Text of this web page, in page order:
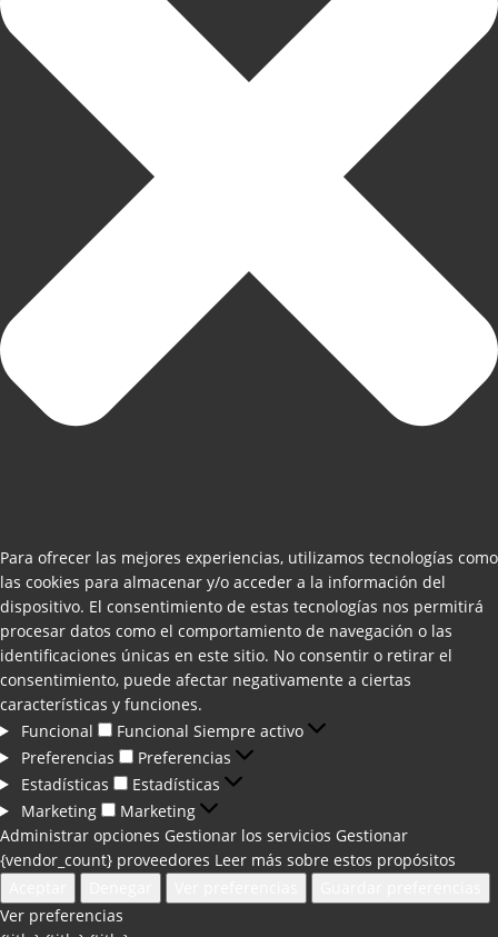
Para ofrecer las mejores experiencias, utilizamos tecnologías como
las cookies para almacenar y/o acceder a la información del
dispositivo. El consentimiento de estas tecnologías nos permitirá
procesar datos como el comportamiento de navegación o las
identificaciones únicas en este sitio. No consentir o retirar el
consentimiento, puede afectar negativamente a ciertas
características y funciones.
Funcional
Funcional Siempre activo
Preferencias
Preferencias
Estadísticas
Estadísticas
Marketing
Marketing
Administrar opciones Gestionar los servicios Gestionar
{vendor_count} proveedores Leer más sobre estos propósitos
Ver preferencias